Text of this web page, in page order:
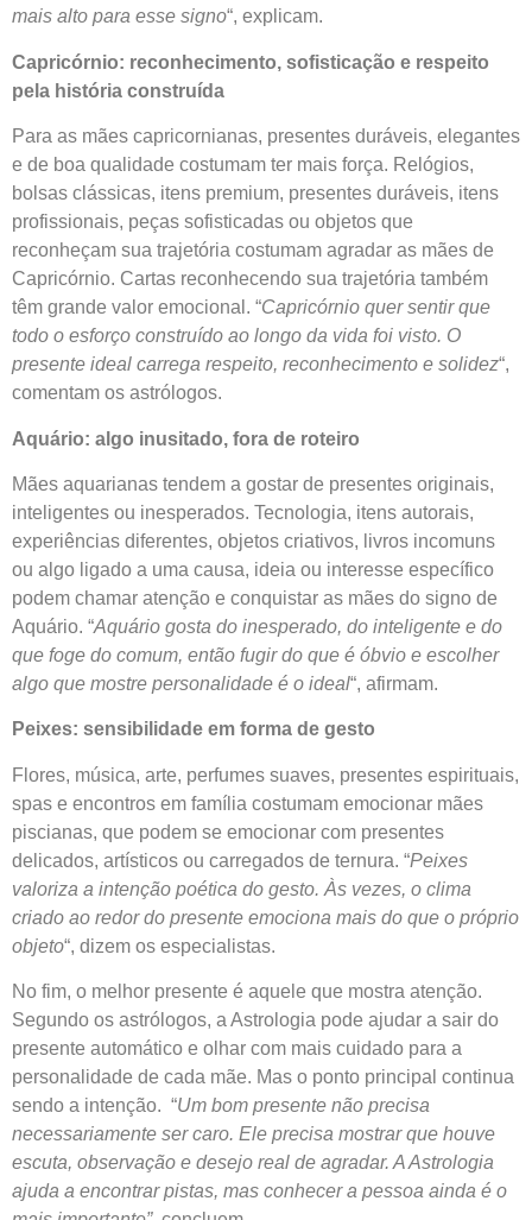
mais alto para esse signo“, explicam.
Capricórnio: reconhecimento, sofisticação e respeito
pela história construída
Para as mães capricornianas, presentes duráveis, elegantes
e de boa qualidade costumam ter mais força. Relógios,
bolsas clássicas, itens premium, presentes duráveis, itens
profissionais, peças sofisticadas ou objetos que
reconheçam sua trajetória costumam agradar as mães de
Capricórnio. Cartas reconhecendo sua trajetória também
têm grande valor emocional. “Capricórnio quer sentir que
todo o esforço construído ao longo da vida foi visto. O
presente ideal carrega respeito, reconhecimento e solidez“,
comentam os astrólogos.
Aquário: algo inusitado, fora de roteiro
Mães aquarianas tendem a gostar de presentes originais,
inteligentes ou inesperados. Tecnologia, itens autorais,
experiências diferentes, objetos criativos, livros incomuns
ou algo ligado a uma causa, ideia ou interesse específico
podem chamar atenção e conquistar as mães do signo de
Aquário. “Aquário gosta do inesperado, do inteligente e do
que foge do comum, então fugir do que é óbvio e escolher
algo que mostre personalidade é o ideal“, afirmam.
Peixes: sensibilidade em forma de gesto
Flores, música, arte, perfumes suaves, presentes espirituais,
spas e encontros em família costumam emocionar mães
piscianas, que podem se emocionar com presentes
delicados, artísticos ou carregados de ternura. “Peixes
valoriza a intenção poética do gesto. Às vezes, o clima
criado ao redor do presente emociona mais do que o próprio
objeto“, dizem os especialistas.
No fim, o melhor presente é aquele que mostra atenção.
Segundo os astrólogos, a Astrologia pode ajudar a sair do
presente automático e olhar com mais cuidado para a
personalidade de cada mãe. Mas o ponto principal continua
sendo a intenção. “Um bom presente não precisa
necessariamente ser caro. Ele precisa mostrar que houve
escuta, observação e desejo real de agradar. A Astrologia
ajuda a encontrar pistas, mas conhecer a pessoa ainda é o